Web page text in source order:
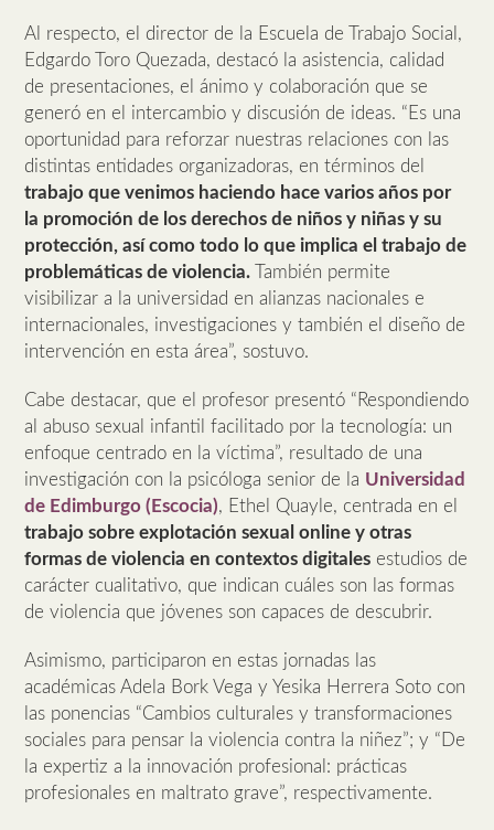
Al respecto, el director de la Escuela de Trabajo Social,
Edgardo Toro Quezada, destacó la asistencia, calidad
de presentaciones, el ánimo y colaboración que se
generó en el intercambio y discusión de ideas. “Es una
oportunidad para reforzar nuestras relaciones con las
distintas entidades organizadoras, en términos del
trabajo que venimos haciendo hace varios años por
la promoción de los derechos de niños y niñas y su
protección, así como todo lo que implica el trabajo de
problemáticas de violencia.
También permite
visibilizar a la universidad en alianzas nacionales e
internacionales, investigaciones y también el diseño de
intervención en esta área”, sostuvo.
Cabe destacar, que el profesor presentó “Respondiendo
al abuso sexual infantil facilitado por la tecnología: un
enfoque centrado en la víctima”, resultado de una
investigación con la psicóloga senior de la Universidad
de Edimburgo (Escocia), Ethel Quayle, centrada en el
trabajo sobre explotación sexual online y otras
formas de violencia en contextos digitales estudios de
carácter cualitativo, que indican cuáles son las formas
de violencia que jóvenes son capaces de descubrir.
Asimismo, participaron en estas jornadas las
académicas Adela Bork Vega y Yesika Herrera Soto con
las ponencias “Cambios culturales y transformaciones
sociales para pensar la violencia contra la niñez”; y “De
la expertiz a la innovación profesional: prácticas
profesionales en maltrato grave”, respectivamente.